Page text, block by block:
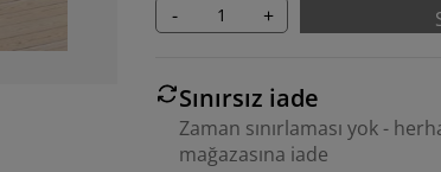
- +
Sınırsız iade
Zaman sınırlaması yok -
mağazasına iade